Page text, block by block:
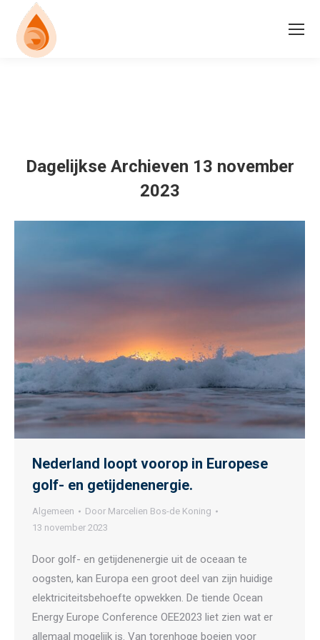
Dagelijkse Archieven 13 november
2023
Nederland loopt voorop in Europese
golf- en getijdenenergie.
Algemeen Door Marcelien Bos-de Koning
13 november 2023
Door golf- en getijdenenergie uit de oceaan te
oogsten, kan Europa een groot deel van zijn huidige
elektriciteitsbehoefte opwekken. De tiende Ocean
Energy Europe Conference OEE2023 liet zien wat er
allemaal mogelijk is. Van torenhoge boeien voor